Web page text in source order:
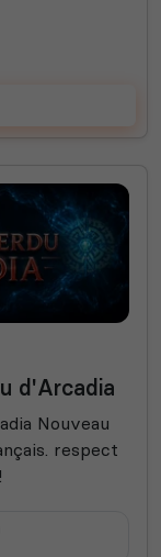
d'Arcadia
Nouveau
respect